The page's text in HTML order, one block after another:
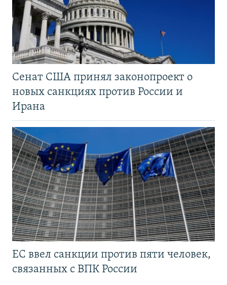
Сенат США принял законопроект о
новых санкциях против России и
Ирана
ЕС ввел санкции против пяти человек,
связанных с ВПК России